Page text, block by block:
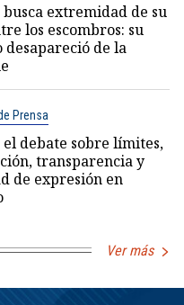
extremidad de su
los escombros: su
desapareció de la
Prensa
el debate sobre límites,
transparencia y
de expresión en
Ver más